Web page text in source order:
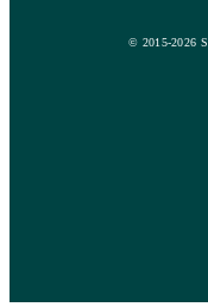
© 2015-2026